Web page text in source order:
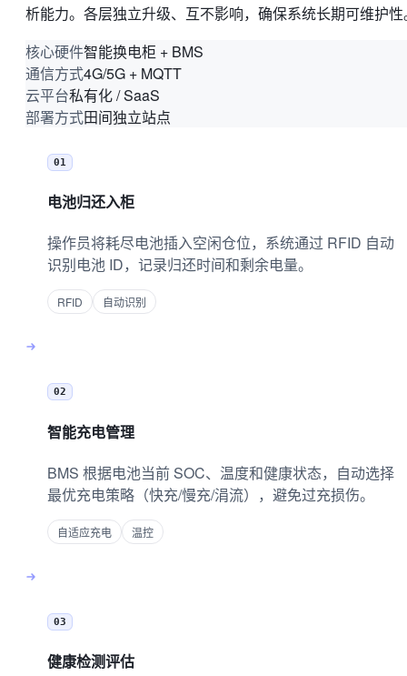
析能力。各层独立升级、互不影响，确保系统长期可维护性
核心硬件智能换电柜 + BMS
通信方式4G/5G + MQTT
云平台私有化 / SaaS
部署方式田间独立站点
01
电池归还入柜
操作员将耗尽电池插入空闲仓位，系统通过 RFID 自动
识别电池 ID，记录归还时间和剩余电量。
RFID 自动识别
02
智能充电管理
BMS 根据电池当前 SOC、温度和健康状态，自动选择
最优充电策略（快充/慢充/涓流），避免过充损伤。
自适应充电 温控
03
健康检测评估